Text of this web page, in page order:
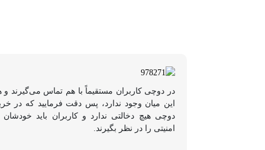
در دوچی کاربران مستقیماً با هم تماس می‌گیرند و
این میان وجود ندارد، پس دقت فرمایید که در
دوچی هیچ دخالتی ندارد و کاربران باید
امنیتی را در نظر بگیرند.